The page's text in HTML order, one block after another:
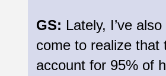
GS: Lately, I’ve
come to realize that
account for 95% of